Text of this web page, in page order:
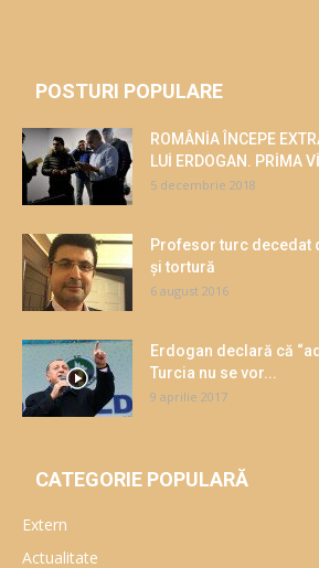
POSTURI POPULARE
ROMÂNİA ÎNCEPE
LUİ ERDOGAN. PRİMA
5 decembrie 2018
Profesor turc decedat
și tortură
6 august 2016
Erdogan declară că
Turcia nu se vor...
9 aprilie 2017
CATEGORIE POPULARĂ
Extern
Actualitate